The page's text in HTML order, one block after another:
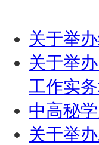
关于举
关于举
工作实
中高秘
关于举